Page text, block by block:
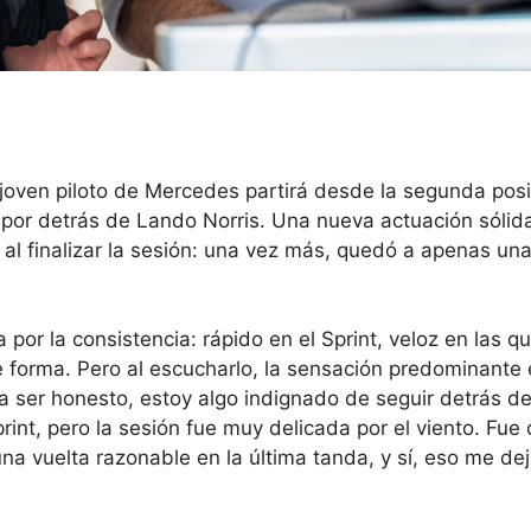
piloto de Mercedes partirá desde la segunda
detrás de Lando Norris. Una nueva actuación
finalizar la sesión: una vez más, quedó a apenas
la consistencia: rápido en el Sprint, veloz en las
Pero al escucharlo, la sensación predominante
ser honesto, estoy algo indignado de seguir detrás
pero la sesión fue muy delicada por el viento. Fue
vuelta razonable en la última tanda, y sí, eso me